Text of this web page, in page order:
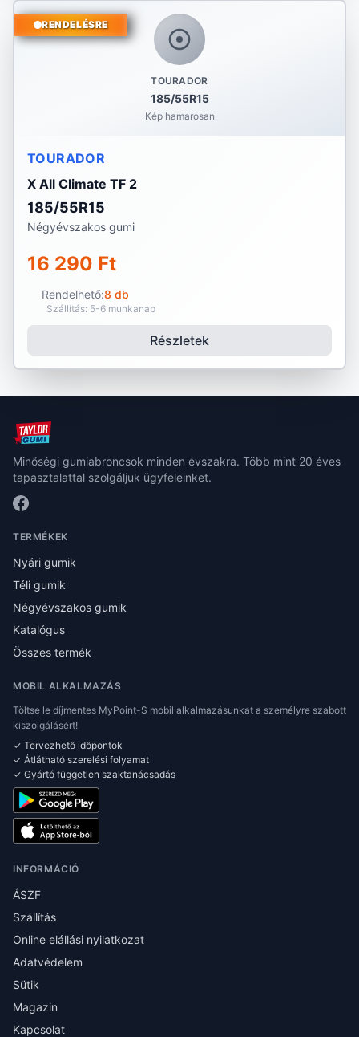
TOURADOR
185/55R15
Kép hamarosan
RENDELÉSRE
TOURADOR
X All Climate TF 2
185/55R15
Négyévszakos gumi
16 290 Ft
Rendelhető:8 db
Szállítás: 5-6 munkanap
Részletek
Minőségi gumiabroncsok minden évszakra. Több mint 20 éves
tapasztalattal szolgáljuk ügyfeleinket.
TERMÉKEK
Nyári gumik
Téli gumik
Négyévszakos gumik
Katalógus
Összes termék
MOBIL ALKALMAZÁS
Töltse le díjmentes MyPoint-S mobil alkalmazásunkat a személyre szabott
kiszolgálásért!
✓ Tervezhető időpontok
✓ Átlátható szerelési folyamat
✓ Gyártó független szaktanácsadás
INFORMÁCIÓ
ÁSZF
Szállítás
Online elállási nyilatkozat
Adatvédelem
Sütik
Magazin
Kapcsolat